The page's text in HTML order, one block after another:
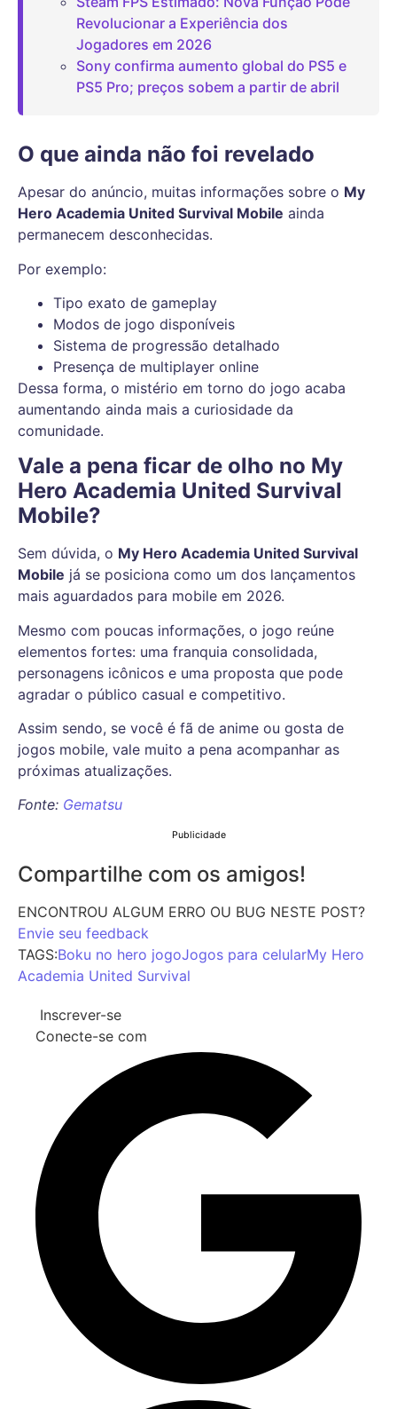
Revolucionar a Experiência dos
Jogadores em 2026
Sony confirma aumento global do PS5 e
PS5 Pro; preços sobem a partir de abril
O que ainda não foi revelado
Apesar do anúncio, muitas informações sobre o My
Hero Academia United Survival Mobile ainda
permanecem desconhecidas.
Por exemplo:
Tipo exato de gameplay
Modos de jogo disponíveis
Sistema de progressão detalhado
Presença de multiplayer online
Dessa forma, o mistério em torno do jogo acaba
aumentando ainda mais a curiosidade da
comunidade.
Vale a pena ficar de olho no My
Hero Academia United Survival
Mobile?
Sem dúvida, o My Hero Academia United Survival
Mobile já se posiciona como um dos lançamentos
mais aguardados para mobile em 2026.
Mesmo com poucas informações, o jogo reúne
elementos fortes: uma franquia consolidada,
personagens icônicos e uma proposta que pode
agradar o público casual e competitivo.
Assim sendo, se você é fã de anime ou gosta de
jogos mobile, vale muito a pena acompanhar as
próximas atualizações.
Fonte: Gematsu
Publicidade
Compartilhe com os amigos!
ENCONTROU ALGUM ERRO OU BUG NESTE POST?
Envie seu feedback
TAGS:Boku no hero jogoJogos para celularMy Hero
Academia United Survival
Inscrever-se
Conecte-se com